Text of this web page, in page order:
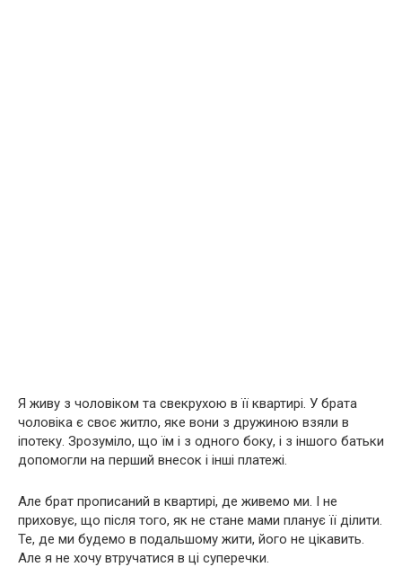
Я живу з чоловіком та свекрухою в її квартирі. У брата
чоловіка є своє житло, яке вони з дружиною взяли в
іпотеку. Зрозуміло, що їм і з одного боку, і з іншого батьки
допомогли на перший внесок і інші платежі.
Але брат прописаний в квартирі, де живемо ми. І не
приховує, що після того, як не стане мами планує її ділити.
Те, де ми будемо в подальшому жити, його не цікавить.
Але я не хочу втручатися в ці суперечки.